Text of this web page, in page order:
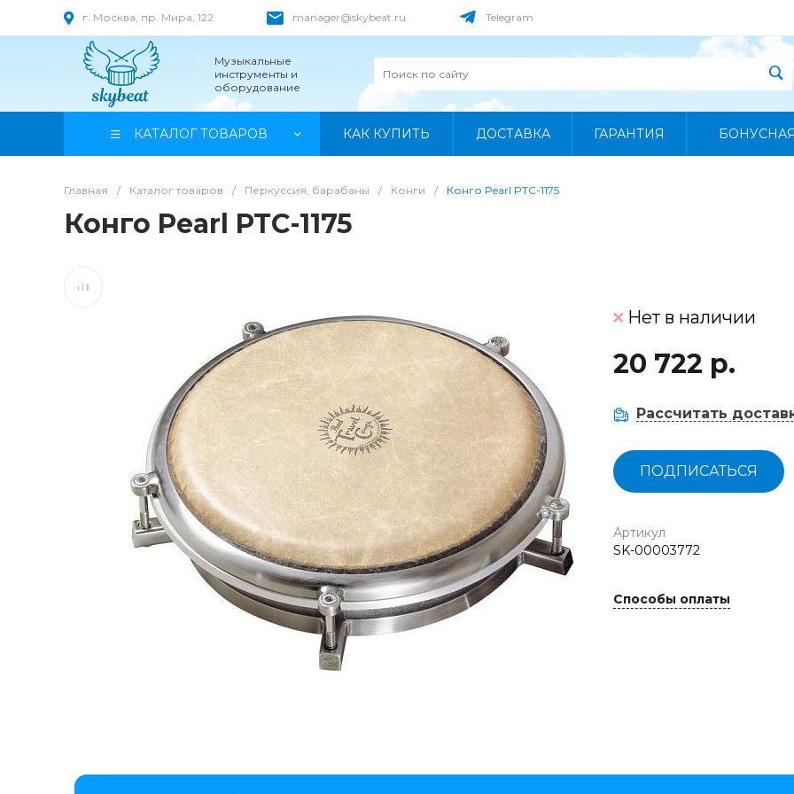
г. Москва, пр. Мира, 122 manager@skybeat.ru Telegram
Музыкальные
инструменты и
оборудование
КАТАЛОГ ТОВАРОВ КАК КУПИТЬ ДОСТАВКА ГАРАНТИЯ
Главная / Каталог товаров / Перкуссия, барабаны / Конги / Конго Pearl PTC-1175
Конго Pearl PTC-1175
Нет в наличии
20 722 р.
Рассчитать
ПОДПИСАТЬСЯ
Артикул
SK-00003772
Способы оплаты